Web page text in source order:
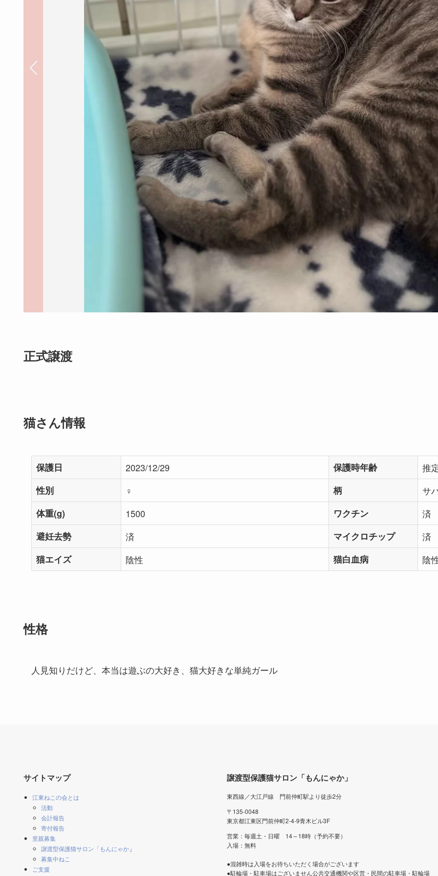
正式譲渡
猫さん情報
保護日 2023/12/29 保護時年齢
推
性別
♀ 柄
サ
体重(g)
1500 ワクチン
済
避妊去勢
済 マイクロチップ
済
猫エイズ
陰性 猫白血病 陰
性格
人見知りだけど、本当は遊ぶの大好き、猫大好きな単純ガール
サイトマップ
江東ねこの会とは
活動
会計報告
寄付報告
里親募集
譲渡型保護猫サロン「もんにゃか 」
募集中ねこ
ご支援
譲渡型保護猫サロン「もんにゃか」
東西線／大江戸線 門前仲町駅より徒歩2分
〒135-0048
東京都江東区門前仲町2-4-9青木ビル3F
営業：毎週土・日曜 14～18時（予約不要）
入場：無料
●混雑時は入場をお待ちいただく場合がございます
●駐輪場・駐車場はございません公共交通機関や区営・民間の駐車場・駐輪場